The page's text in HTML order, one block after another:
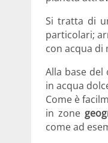
Si tratta di
particolari;
con acqua di
Alla base del
in acqua
Come è
in zone
come ad